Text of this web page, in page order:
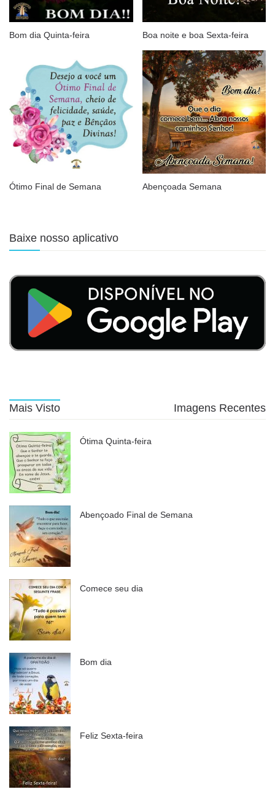
Bom dia Quinta-feira Boa noite e boa Sexta-feira
Ótimo Final de Semana Abençoada Semana
Baixe nosso aplicativo
Mais Visto Imagens Recentes
Ótima Quinta-feira
Abençoado Final de Semana
Comece seu dia
Bom dia
Feliz Sexta-feira